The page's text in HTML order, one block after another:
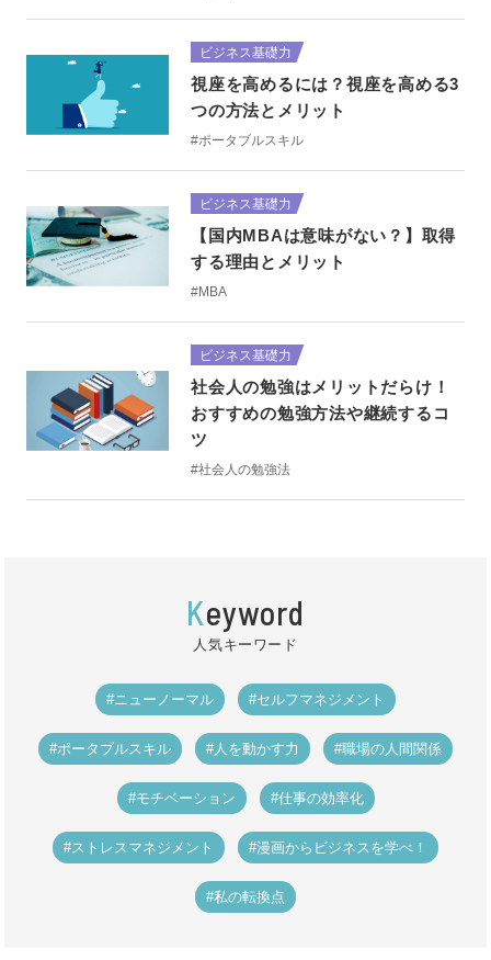
ビジネス基礎力
視座を高めるには？視座を高める3
つの方法とメリット
#ポータブルスキル
ビジネス基礎力
【国内MBAは意味がない？】取得
する理由とメリット
#MBA
ビジネス基礎力
社会人の勉強はメリットだらけ！
おすすめの勉強方法や継続するコ
ツ
#社会人の勉強法
Keyword
人気キーワード
#ニューノーマル #セルフマネジメント
#ポータブルスキル #人を動かす力 #職場の人間関係
#モチベーション #仕事の効率化
#ストレスマネジメント #漫画からビジネスを学べ！
#私の転換点